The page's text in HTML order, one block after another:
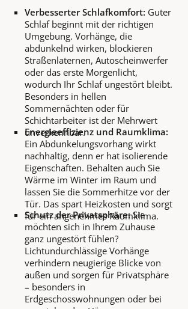
Verbesserter Schlafkomfort: Guter
Schlaf beginnt mit der richtigen
Umgebung. Vorhänge, die
abdunkelnd wirken, blockieren
Straßenlaternen, Autoscheinwerfer
oder das erste Morgenlicht,
wodurch Ihr Schlaf ungestört bleibt.
Besonders in hellen
Sommernächten oder für
Schichtarbeiter ist der Mehrwert
unverkennbar.
Energieeffizienz und Raumklima:
Ein Abdunkelungsvorhang wirkt
nachhaltig, denn er hat isolierende
Eigenschaften. Behalten auch Sie
Wärme im Winter im Raum und
lassen Sie die Sommerhitze vor der
Tür. Das spart Heizkosten und sorgt
für ein angenehmes Raumklima.
Schutz der Privatsphäre:Sie
möchten sich in Ihrem Zuhause
ganz ungestört fühlen?
Lichtundurchlässige Vorhänge
verhindern neugierige Blicke von
außen und sorgen für Privatsphäre
– besonders in
Erdgeschosswohnungen oder bei